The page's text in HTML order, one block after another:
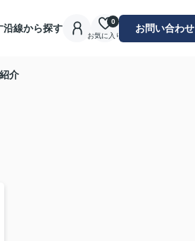
沿線から探す
お気に入り
0
お問い合わせ
介